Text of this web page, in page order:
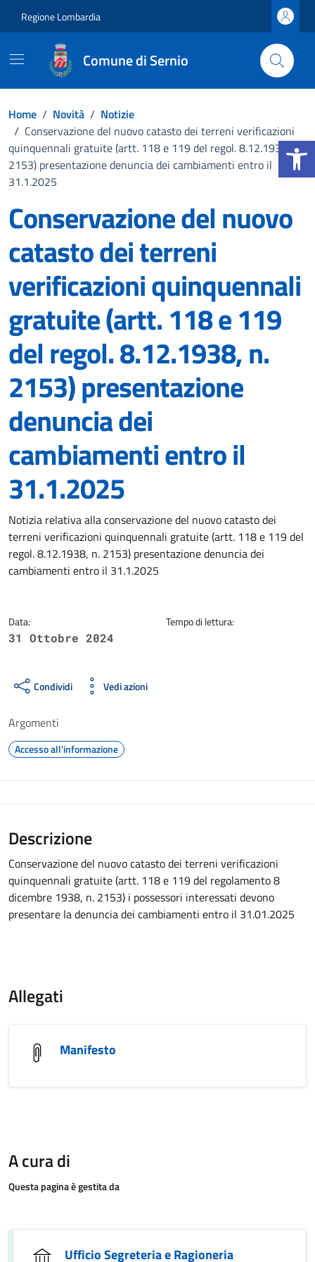
Apri la
Regione Lombardia
Comune di Sernio
Home / Novità / Notizie
/ Conservazione del nuovo catasto dei terreni verificazioni
quinquennali gratuite (artt. 118 e 119 del regol. 8.12.1938, n.
2153) presentazione denuncia dei cambiamenti entro il
31.1.2025
Conservazione del nuovo
catasto dei terreni
verificazioni quinquennali
gratuite (artt. 118 e 119
del regol. 8.12.1938, n.
2153) presentazione
denuncia dei
cambiamenti entro il
31.1.2025
Dettagli della notizia
Notizia relativa alla conservazione del nuovo catasto dei
terreni verificazioni quinquennali gratuite (artt. 118 e 119 del
regol. 8.12.1938, n. 2153) presentazione denuncia dei
cambiamenti entro il 31.1.2025
Data:
31 Ottobre 2024
Tempo di lettura:
Condividi Vedi azioni
Argomenti
Accesso all'informazione
Descrizione
Conservazione del nuovo catasto dei terreni verificazioni
quinquennali gratuite (artt. 118 e 119 del regolamento 8
dicembre 1938, n. 2153) i possessori interessati devono
presentare la denuncia dei cambiamenti entro il 31.01.2025
Allegati
Manifesto
A cura di
Questa pagina è gestita da
Ufficio Segreteria e Ragioneria